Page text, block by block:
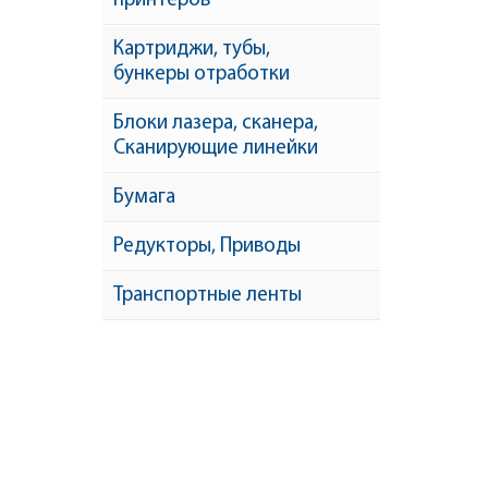
Картриджи, тубы,
бункеры отработки
Блоки лазера, сканера,
Сканирующие линейки
Бумага
Редукторы, Приводы
Транспортные ленты